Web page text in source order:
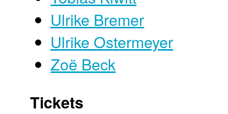
Ulrike Bremer
Ulrike Ostermeyer
Zoë Beck
Tickets